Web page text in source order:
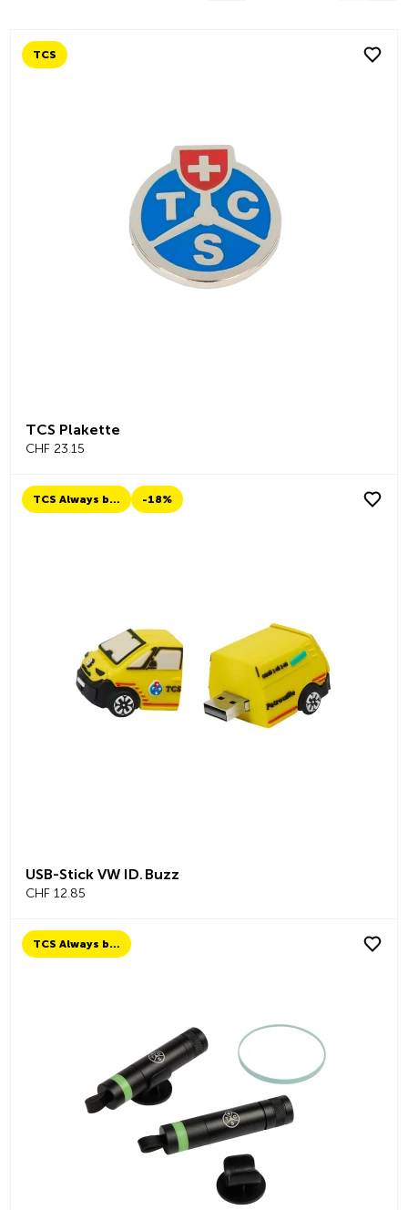
TCS
TCS Plakette
CHF 23.15
TCS Always by my side -18%
USB-Stick VW ID. Buzz
CHF 12.85
TCS Always by my side